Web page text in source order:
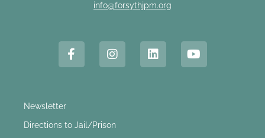
info@forsythjpm.org
Newsletter
Directions to Jail/Prison